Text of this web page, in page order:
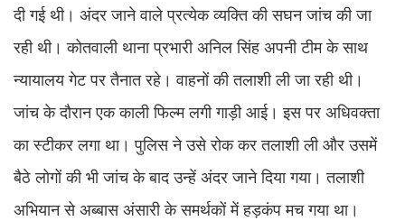
दी गई थी। अंदर जाने वाले प्रत्येक व्यक्ति की सघन जांच की जा
रही थी। कोतवाली थाना प्रभारी अनिल सिंह अपनी टीम के साथ
न्यायालय गेट पर तैनात रहे। वाहनों की तलाशी ली जा रही थी।
जांच के दौरान एक काली फिल्म लगी गाड़ी आई। इस पर अधिवक्ता
का स्टीकर लगा था। पुलिस ने उसे रोक कर तलाशी ली और उसमें
बैठे लोगों की भी जांच के बाद उन्हें अंदर जाने दिया गया। तलाशी
अभियान से अब्बास अंसारी के समर्थकों में हड़कंप मच गया था।